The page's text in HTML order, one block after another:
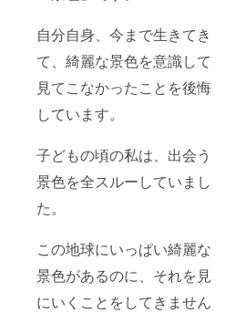
自分自身、今まで生きてき
て、綺麗な景色を意識して
見てこなかったことを後悔
しています。
子どもの頃の私は、出会う
景色を全スルーしていまし
た。
この地球にいっぱい綺麗な
景色があるのに、それを見
にいくことをしてきません